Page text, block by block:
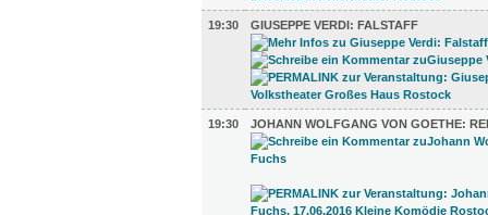
19:30 GIUSEPPE VERDI: FALSTAFF
19:30 JOHANN WOLFGANG VON GOETHE: